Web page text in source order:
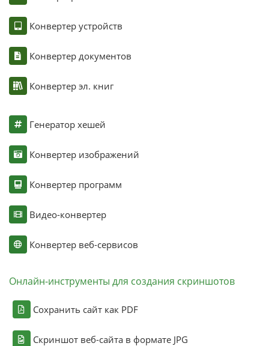
Конвертер устройств
Конвертер документов
Конвертер эл. книг
Генератор хешей
Конвертер изображений
Конвертер программ
Видео-конвертер
Конвертер веб-сервисов
Онлайн-инструменты для создания скриншотов
Сохранить сайт как PDF
Скриншот веб-сайта в формате JPG